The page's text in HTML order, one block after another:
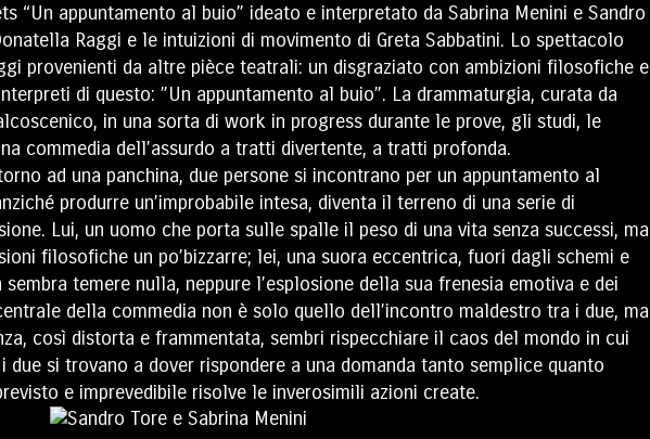
“Un appuntamento al buio” ideato e interpretato da Sabrina Menini e Sandro
Raggi e le intuizioni di movimento di Greta Sabbatini. Lo spettacolo
provenienti da altre pièce teatrali: un disgraziato con ambizioni filosofiche e
di questo: ”Un appuntamento al buio”. La drammaturgia, curata da
in una sorta di work in progress durante le prove, gli studi, le
commedia dell’assurdo a tratti divertente, a tratti profonda.
ad una panchina, due persone si incontrano per un appuntamento al
produrre un’improbabile intesa, diventa il terreno di una serie di
Lui, un uomo che porta sulle spalle il peso di una vita senza successi, ma
filosofiche un po’bizzarre; lei, una suora eccentrica, fuori dagli schemi e
temere nulla, neppure l’esplosione della sua frenesia emotiva e dei
della commedia non è solo quello dell’incontro maldestro tra i due, ma
così distorta e frammentata, sembri rispecchiare il caos del mondo in cui
si trovano a dover rispondere a una domanda tanto semplice quanto
e imprevedibile risolve le inverosimili azioni create.